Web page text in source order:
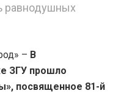
равнодушных
– В
ЗГУ прошло
посвященное 81-й